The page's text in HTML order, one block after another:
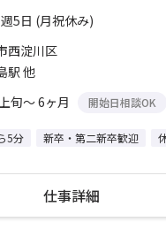
5日 (月祝休み)
西淀川区
駅 他
旬～ 6ヶ月
開始日相談OK
5分 新卒・第二新卒歓迎
仕事詳細